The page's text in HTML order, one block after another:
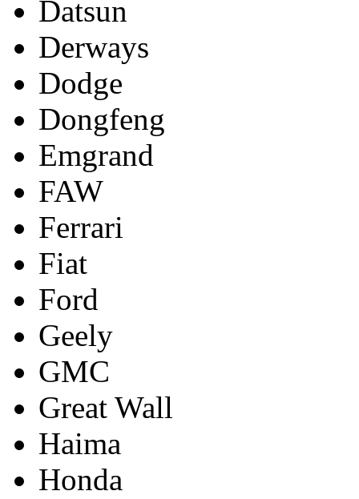
Datsun
Derways
Dodge
Dongfeng
Emgrand
FAW
Ferrari
Fiat
Ford
Geely
GMC
Great Wall
Haima
Honda